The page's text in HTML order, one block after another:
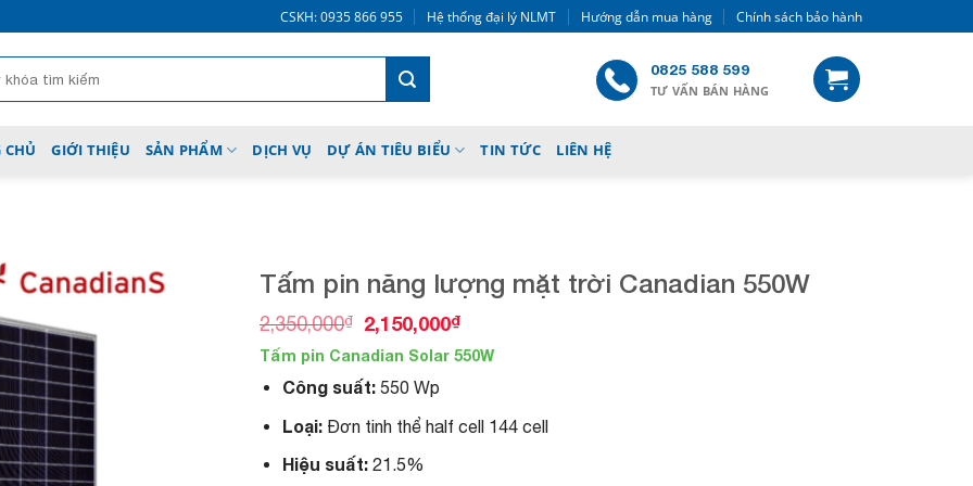
CSKH: 0935 866 955 Hệ thống đại lý NLMT Hướng dẫn mua hàng Chính sách bảo hành
0825 588 599
TƯ VẤN BÁN HÀNG
CHỦ GIỚI THIỆU SẢN PHẨM DỊCH VỤ DỰ ÁN TIÊU BIỂU TIN TỨC LIÊN HỆ
Tấm pin năng lượng mặt trời Canadian 550W
2,350,000₫
O
i
g
i
n
a
l
p
2,150,000₫C
r
n
t
Tấm pin Canadian Solar 550W
Công suất: 550 Wp
Loại:Đơn tinh thể half cell 144 cell
Hiệu suất:21.5%